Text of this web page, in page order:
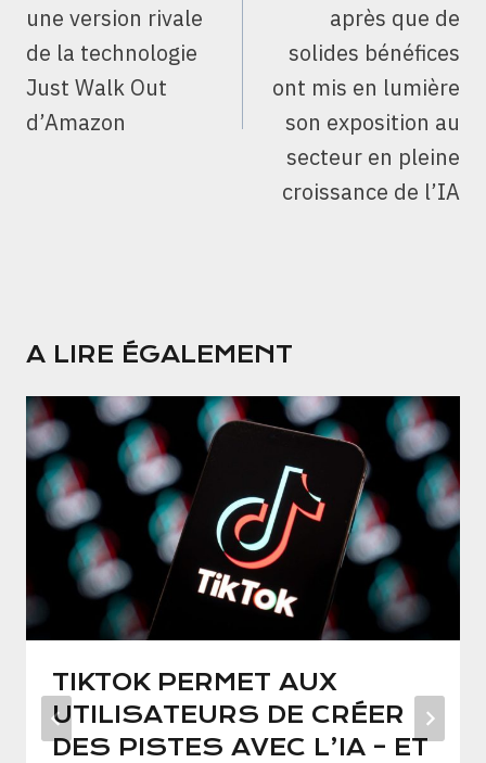
une version rivale
de la technologie
Just Walk Out
d’Amazon
après que de
solides bénéfices
ont mis en lumière
son exposition au
secteur en pleine
croissance de l’IA
A LIRE ÉGALEMENT
TIKTOK PERMET AUX
UTILISATEURS DE CRÉER
DES PISTES AVEC L’IA – ET